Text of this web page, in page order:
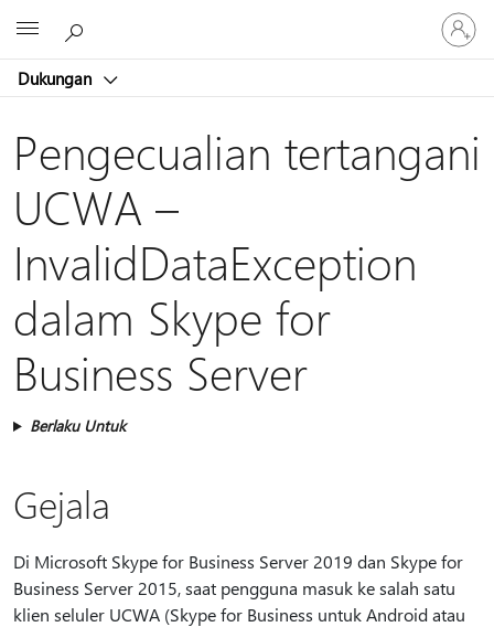
Dukungan
Masuk
ke
akun
Pengecualian tertangani
UCWA –
InvalidDataException
dalam Skype for
Business Server
Berlaku Untuk
Gejala
Di Microsoft Skype for Business Server 2019 dan Skype for
Business Server 2015, saat pengguna masuk ke salah satu
klien seluler UCWA (Skype for Business untuk Android atau